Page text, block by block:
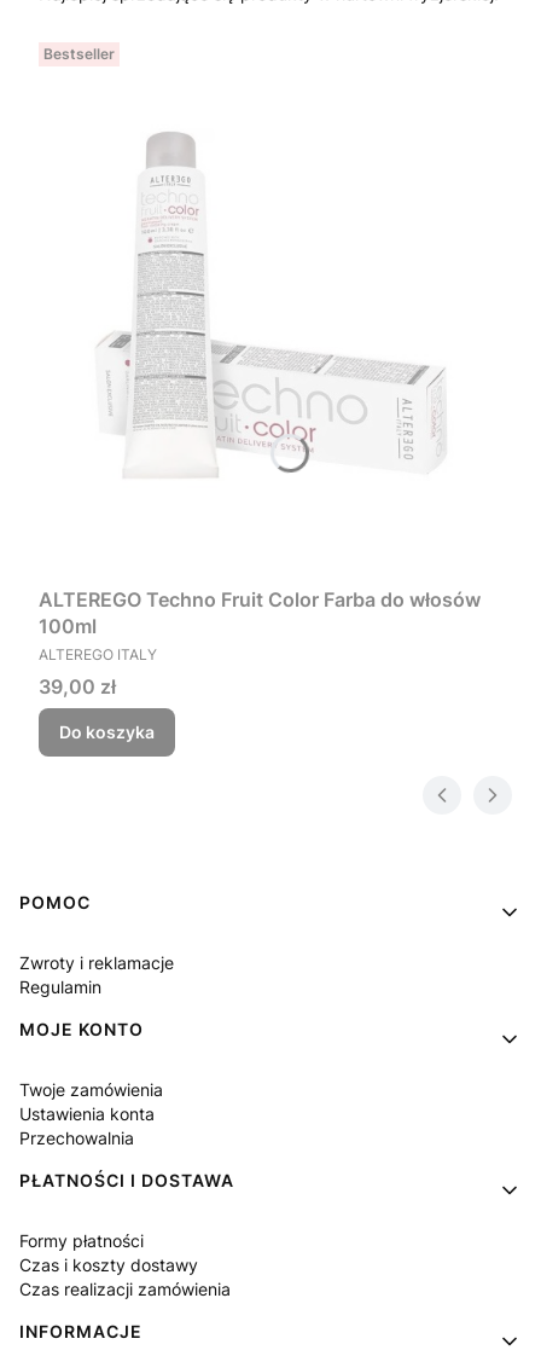
Bestseller
ALTEREGO Techno Fruit Color Farba do włosów
100ml
PRODUCENT
ALTEREGO ITALY
Cena
39,00 zł
Do koszyka
Linki w stopce
POMOC
Zwroty i reklamacje
Regulamin
MOJE KONTO
Twoje zamówienia
Ustawienia konta
Przechowalnia
PŁATNOŚCI I DOSTAWA
Formy płatności
Czas i koszty dostawy
Czas realizacji zamówienia
INFORMACJE